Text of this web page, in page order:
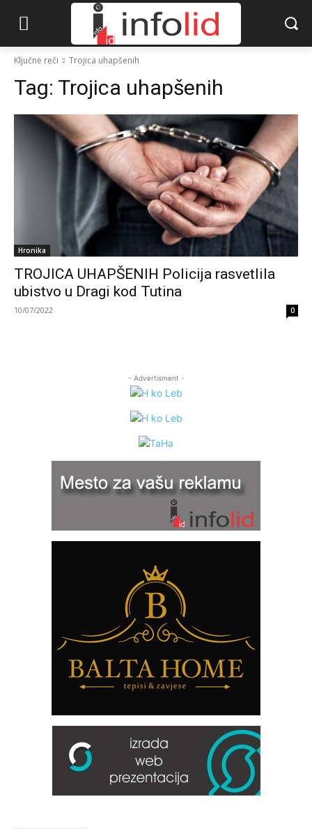
Ključne reči Trojica uhapšenih
Tag: Trojica uhapšenih
Hronika
TROJICA UHAPŠENIH Policija rasvetlila
ubistvo u Dragi kod Tutina
10/07/2022 0
- Advertisment -